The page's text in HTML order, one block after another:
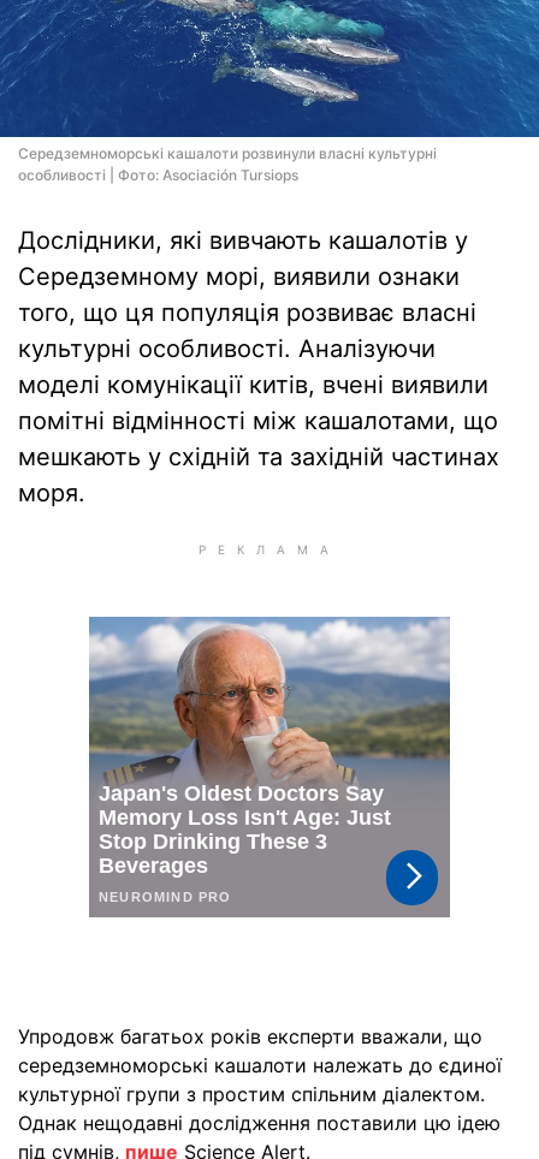
Середземноморські кашалоти розвинули власні культурні
особливості | Фото: Asociación Tursiops
Дослідники, які вивчають кашалотів у
Середземному морі, виявили ознаки
того, що ця популяція розвиває власні
культурні особливості. Аналізуючи
моделі комунікації китів, вчені виявили
помітні відмінності між кашалотами, що
мешкають у східній та західній частинах
моря.
Упродовж багатьох років експерти вважали, що
середземноморські кашалоти належать до єдиної
культурної групи з простим спільним діалектом.
Однак нещодавні дослідження поставили цю ідею
під сумнів, пише Science Alert.